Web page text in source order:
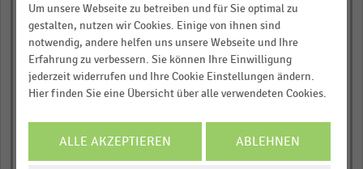
interactive
Rund 25.000 Statistiken
Download als Excel, PNG, PDF
… und vieles mehr!
JETZT INFORMIEREN
Um unsere Webseite zu betreiben und für Sie optimal zu
gestalten, nutzen wir Cookies. Einige von ihnen sind
notwendig, andere helfen uns unsere Webseite und Ihre
Erfahrung zu verbessern. Sie können Ihre Einwilligung
jederzeit widerrufen und Ihre Cookie Einstellungen ändern.
Hier finden Sie eine Übersicht über alle verwendeten Cookies.
ALLE AKZEPTIEREN ABLEHNEN